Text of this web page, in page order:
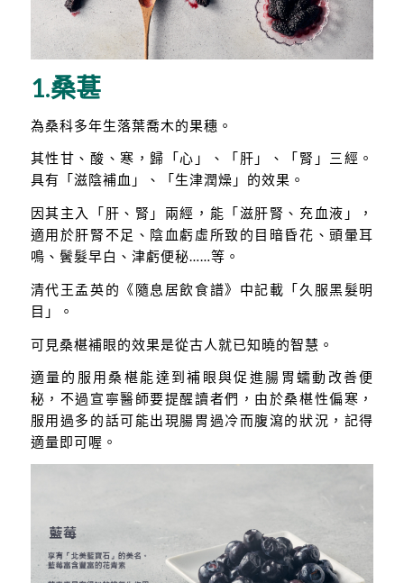
1.桑葚
為桑科多年生落葉喬木的果穗。
其性甘、酸、寒，歸「心」、「肝」、「腎」三經。
具有「滋陰補血」、「生津潤燥」的效果。
因其主入「肝、腎」兩經，能「滋肝腎、充血液」，
適用於肝腎不足、陰血虧虛所致的目暗昏花、頭暈耳
鳴、鬢髮早白、津虧便秘……等。
清代王孟英的《隨息居飲食譜》中記載「久服黑髮明
目」。
可見桑椹補眼的效果是從古人就已知曉的智慧。
適量的服用桑椹能達到補眼與促進腸胃蠕動改善便
秘，不過宣寧醫師要提醒讀者們，由於桑椹性偏寒，
服用過多的話可能出現腸胃過冷而腹瀉的狀況，記得
適量即可喔。